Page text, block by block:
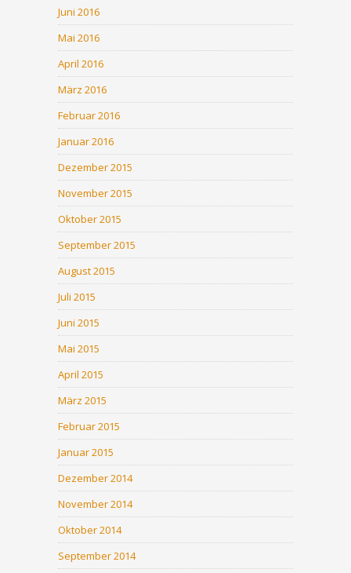
Juni 2016
Mai 2016
April 2016
März 2016
Februar 2016
Januar 2016
Dezember 2015
November 2015
Oktober 2015
September 2015
August 2015
Juli 2015
Juni 2015
Mai 2015
April 2015
März 2015
Februar 2015
Januar 2015
Dezember 2014
November 2014
Oktober 2014
September 2014